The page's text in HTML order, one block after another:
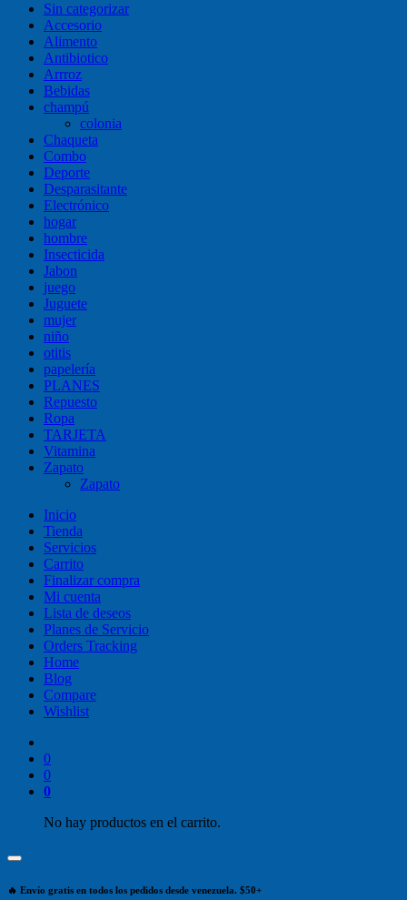
Sin categorizar
Accesorio
Alimento
Antibiotico
Arrroz
Bebidas
champú
colonia
Chaqueta
Combo
Deporte
Desparasitante
Electrónico
hogar
hombre
Insecticida
Jabon
juego
Juguete
mujer
niño
otitis
papelería
PLANES
Repuesto
Ropa
TARJETA
Vitamina
Zapato
Zapato
Inicio
Tienda
Servicios
Carrito
Finalizar compra
Mi cuenta
Lista de deseos
Planes de Servicio
Orders Tracking
Home
Blog
Compare
Wishlist
0
0
0
No hay productos en el carrito.
🔥 Envío gratis en todos los pedidos desde venezuela. $50+